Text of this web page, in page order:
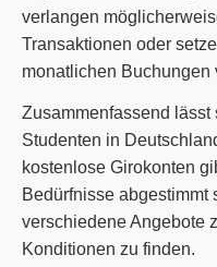
verlangen
Transaktionen oder
monatlichen Buchungen
Zusammenfassend lässt
Studenten in
kostenlose Girokonten
Bedürfnisse abgestimmt
verschiedene Angebote
Konditionen zu finden.